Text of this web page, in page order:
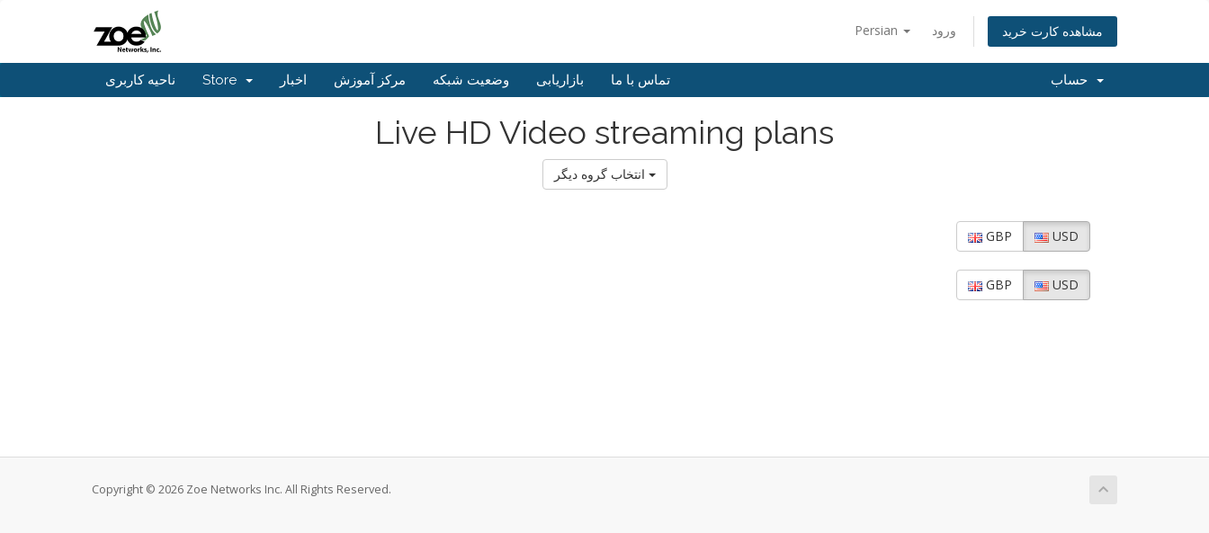
Persian ورود مشاهده کارت خرید
ناحیه کاربری Store اخبار مرکز آموزش وضعیت شبکه بازاریابی تماس با ما
Live HD Video streaming plans
GBP USD
GBP USD
Copyright © 2026 Zoe Networks Inc. All Rights Reserved.